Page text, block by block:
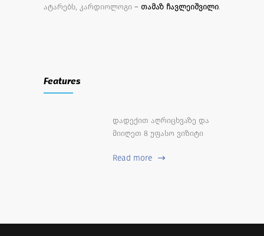
ატარებს, კარდიოლოგი – თამაზ ჩავლეიშვილი.
Features
დადექით აღრიცხვაზე და
მიიღეთ 8 უფასო ვიზიტი
Read more